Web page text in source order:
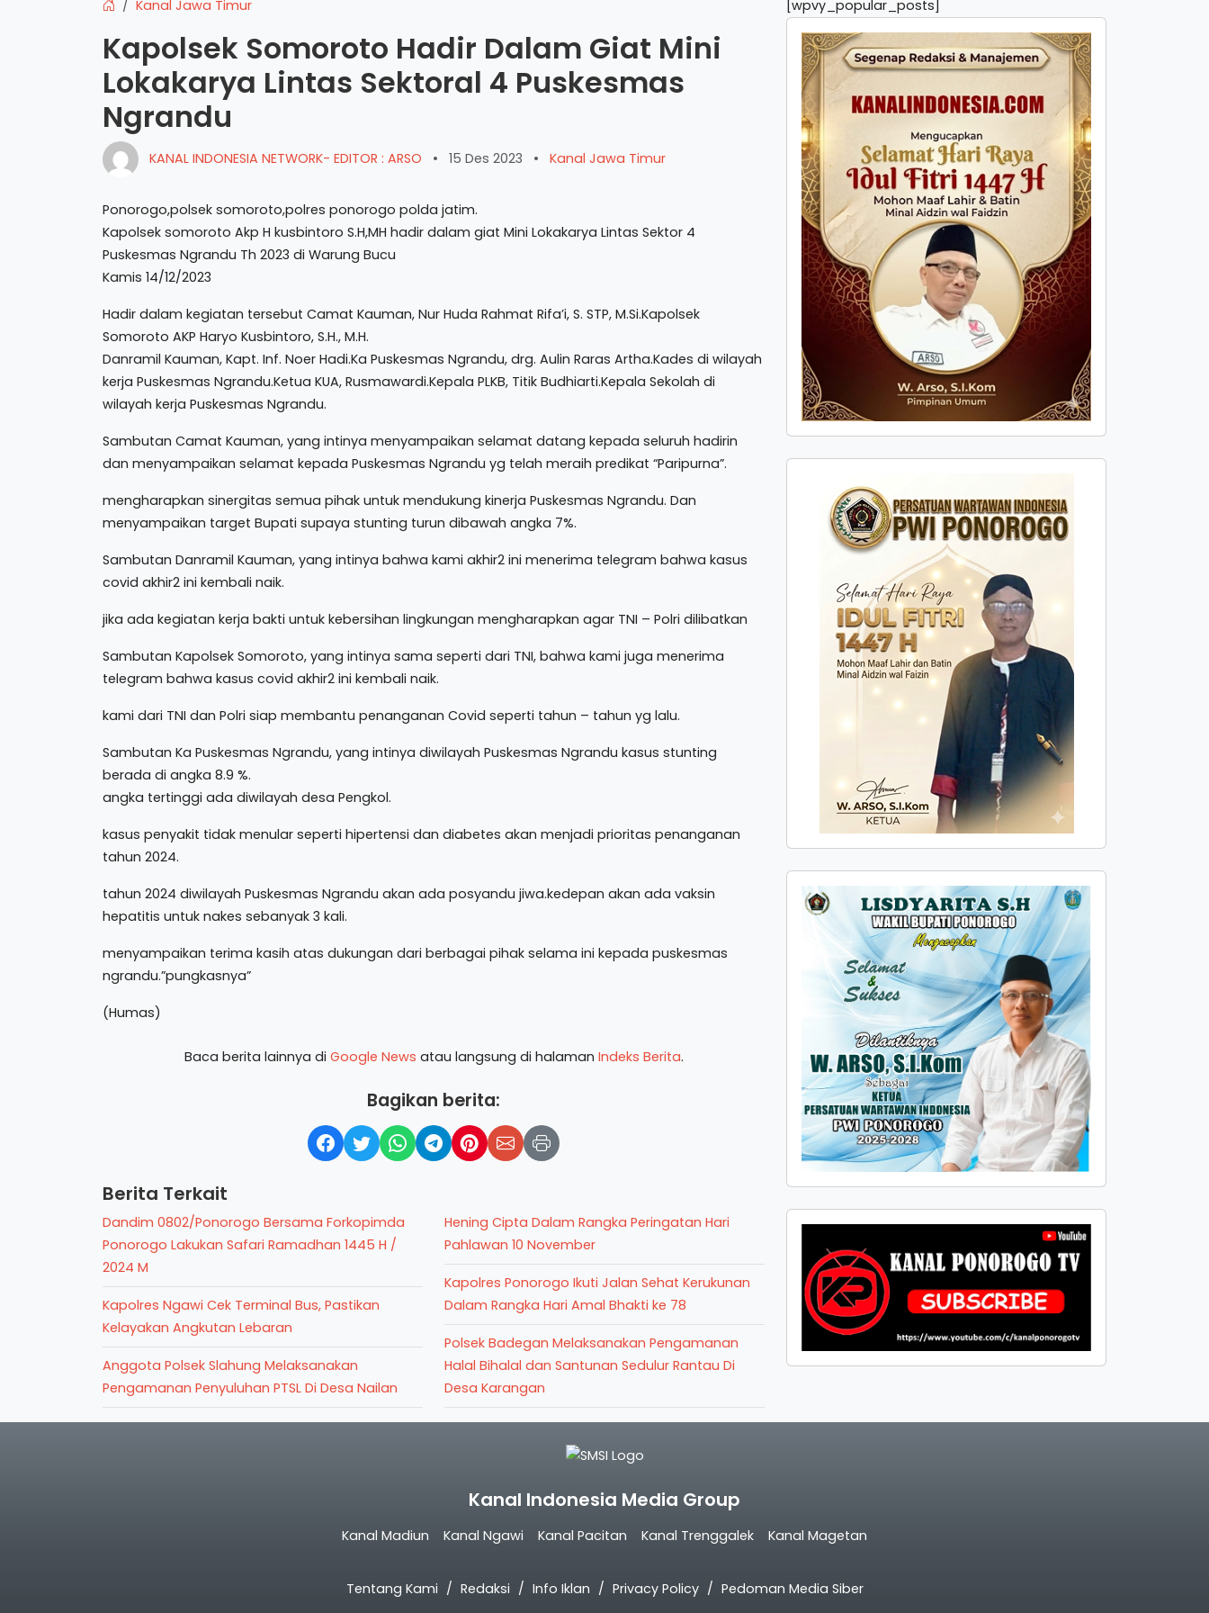
Kanal Jawa Timur
Kapolsek Somoroto Hadir Dalam Giat Mini
Lokakarya Lintas Sektoral 4 Puskesmas
Ngrandu
KANAL INDONESIA NETWORK- EDITOR : ARSO • 15 Des 2023 • Kanal Jawa Timur
Ponorogo,polsek somoroto,polres ponorogo polda jatim.
Kapolsek somoroto Akp H kusbintoro S.H,MH hadir dalam giat Mini Lokakarya Lintas Sektor 4
Puskesmas Ngrandu Th 2023 di Warung Bucu
Kamis 14/12/2023
Hadir dalam kegiatan tersebut Camat Kauman, Nur Huda Rahmat Rifa’i, S. STP, M.Si.Kapolsek
Somoroto AKP Haryo Kusbintoro, S.H., M.H.
Danramil Kauman, Kapt. Inf. Noer Hadi.Ka Puskesmas Ngrandu, drg. Aulin Raras Artha.Kades di wilayah
kerja Puskesmas Ngrandu.Ketua KUA, Rusmawardi.Kepala PLKB, Titik Budhiarti.Kepala Sekolah di
wilayah kerja Puskesmas Ngrandu.
Sambutan Camat Kauman, yang intinya menyampaikan selamat datang kepada seluruh hadirin
dan menyampaikan selamat kepada Puskesmas Ngrandu yg telah meraih predikat “Paripurna”.
mengharapkan sinergitas semua pihak untuk mendukung kinerja Puskesmas Ngrandu. Dan
menyampaikan target Bupati supaya stunting turun dibawah angka 7%.
Sambutan Danramil Kauman, yang intinya bahwa kami akhir2 ini menerima telegram bahwa kasus
covid akhir2 ini kembali naik.
jika ada kegiatan kerja bakti untuk kebersihan lingkungan mengharapkan agar TNI – Polri dilibatkan
Sambutan Kapolsek Somoroto, yang intinya sama seperti dari TNI, bahwa kami juga menerima
telegram bahwa kasus covid akhir2 ini kembali naik.
kami dari TNI dan Polri siap membantu penanganan Covid seperti tahun – tahun yg lalu.
Sambutan Ka Puskesmas Ngrandu, yang intinya diwilayah Puskesmas Ngrandu kasus stunting
berada di angka 8.9 %.
angka tertinggi ada diwilayah desa Pengkol.
kasus penyakit tidak menular seperti hipertensi dan diabetes akan menjadi prioritas penanganan
tahun 2024.
tahun 2024 diwilayah Puskesmas Ngrandu akan ada posyandu jiwa.kedepan akan ada vaksin
hepatitis untuk nakes sebanyak 3 kali.
menyampaikan terima kasih atas dukungan dari berbagai pihak selama ini kepada puskesmas
ngrandu.”pungkasnya”
(Humas)
Baca berita lainnya di Google News atau langsung di halaman Indeks Berita.
Bagikan berita:
Berita Terkait
Dandim 0802/Ponorogo Bersama Forkopimda
Ponorogo Lakukan Safari Ramadhan 1445 H /
2024 M
Kapolres Ngawi Cek Terminal Bus, Pastikan
Kelayakan Angkutan Lebaran
Anggota Polsek Slahung Melaksanakan
Pengamanan Penyuluhan PTSL Di Desa Nailan
Hening Cipta Dalam Rangka Peringatan Hari
Pahlawan 10 November
Kapolres Ponorogo Ikuti Jalan Sehat Kerukunan
Dalam Rangka Hari Amal Bhakti ke 78
Polsek Badegan Melaksanakan Pengamanan
Halal Bihalal dan Santunan Sedulur Rantau Di
Desa Karangan
[wpvy_popular_posts]
Kanal Indonesia Media Group
Kanal Madiun Kanal Ngawi Kanal Pacitan Kanal Trenggalek Kanal Magetan
Tentang Kami Redaksi Info Iklan Privacy Policy Pedoman Media Siber